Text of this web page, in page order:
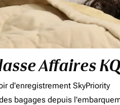
Affaires
d'enregistrement SkyPriority
bagages depuis